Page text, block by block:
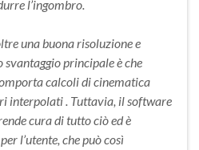
l’ingombro.
una buona risoluzione e
principale è che
calcoli di cinematica
interpolati . Tuttavia, il software
cura di tutto ciò ed è
l’utente, che può così